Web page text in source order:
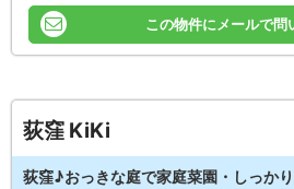
この物件にメールで問
荻窪 KiKi
荻窪♪おっきな庭で家庭菜園・しっか